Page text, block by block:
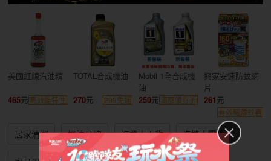
美國紅線汽油精
465 高效能特性
TOTAL合成機油
270 299免運
Mobil 1全合成機
油
250
滿額領券折
興家安速防蚊網
片
261
有效驅離蚊蟲
居家清潔 機油品牌 汽機車百貨 汽機車零件